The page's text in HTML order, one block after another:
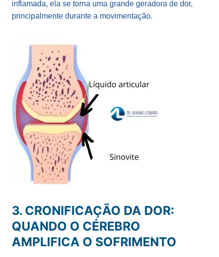
inflamada, ela se torna uma grande geradora de dor,
principalmente durante a movimentação.
3. CRONIFICAÇÃO DA DOR:
QUANDO O CÉREBRO
AMPLIFICA O SOFRIMENTO